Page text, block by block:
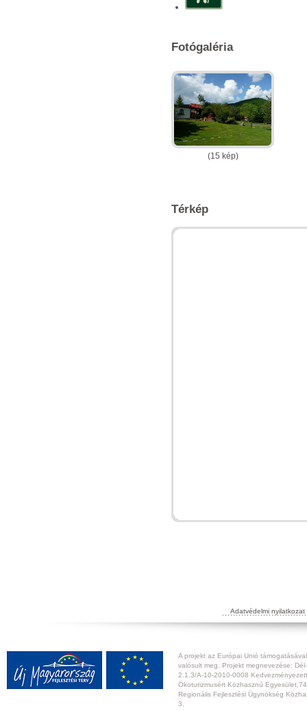
Fotógaléria
(15 kép)
Térkép
Adatvédelmi nyilatkozat
A projekt az Európai Unió
valósult meg. Projekt megnevezése:
2.1.3/A-10-2010-0008
Ökoturizmusért Közhasznú
Regionális Fejlesztési Ügynökség
3.